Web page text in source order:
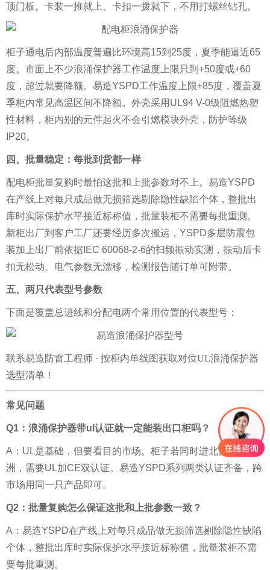
顶门板。卡装一推就上、卡扣一拨就下，不用打螺丝钻孔。
柜子通电后内部温度普遍比环境高15到25度，夏季能逼近65
度。市面上不少浪涌保护器工作温度上限只到+50度或+60
度，超过就要降额。易造YSPD工作温度上限+85度，覆盖夏
季柜内常见高温区间不降额。外壳采用UL94 V-0级阻燃热塑
性材料，柜内别的元件起火不会引燃模块外壳，防护等级
IP20。
四、批量稳定：每批到货都一样
配电柜批量复购时最怕这批和上批参数对不上。易造YSPD
在产线上对每只成品做无损筛选剔除隐性缺陷个体，整批出
库时实际保护水平接近标称值，批量装柜不需要每批重测。
新柜出厂到客户工厂还要经历多次搬运，YSPD多层防震包
装加上出厂前依据IEC 60068-2-6的扫频振动实测，振动后卡
扣无松动、电气参数无漂移，检测报告随订单可附带。
五、两只代表型号参数
下面是覆盖总进线和分配电两个常用位置的代表型号：
联系易造防雷工程师 · 按柜内单线图获取对位UL浪涌保护器
选型清单！
常见问题
Q1：浪涌保护器带ul认证就一定能装出口柜吗？
A：UL是基础，但要看目的市场。柜子若同时进北美和欧
洲，需要UL加CE双认证。易造YSPD系列两类认证齐备，跨
市场用同一只产品即可。
Q2：批量复购怎么保证这批和上批参数一致？
A：易造YSPD在产线上对每只成品做无损筛选剔除隐性缺陷
个体，整批出库时实际保护水平接近标称值，批量装柜不需
要每批重测。